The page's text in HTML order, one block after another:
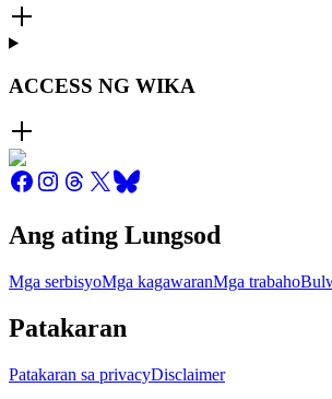
ACCESS NG WIKA
Ang ating Lungsod
Mga serbisyoMga kagawaranMga trabaho
Patakaran
Patakaran sa privacyDisclaimer